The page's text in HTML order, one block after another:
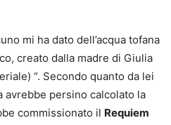
mi ha dato dell’acqua tofana
creato dalla madre di Giulia
“. Secondo quanto da lei
avrebbe persino calcolato la
commissionato il Requiem